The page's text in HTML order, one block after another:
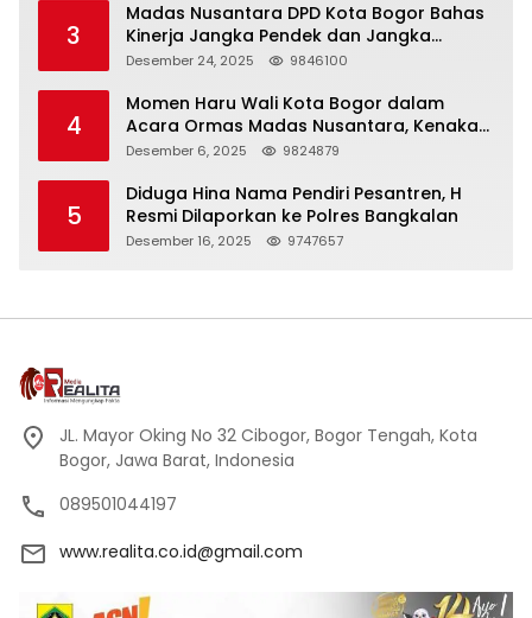
3
Madas Nusantara DPD Kota Bogor Bahas
Kinerja Jangka Pendek dan Jangka
Panjang
Desember 24, 2025 9846100
4
Momen Haru Wali Kota Bogor dalam
Acara Ormas Madas Nusantara, Kenakan
Peci Hitam Tinggi sebagai Simbol
Desember 6, 2025 9824879
5
Diduga Hina Nama Pendiri Pesantren, H
Resmi Dilaporkan ke Polres Bangkalan
Desember 16, 2025 9747657
JL. Mayor Oking No 32 Cibogor, Bogor Tengah, Kota
Bogor, Jawa Barat, Indonesia
089501044197
www.realita.co.id@gmail.com